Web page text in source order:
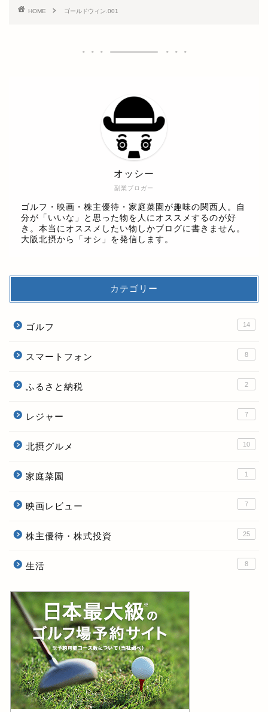
HOME ‎ゴールドウィン.‎001
副業ブロガー
オッシー
ゴルフ・映画・株主優待・家庭菜園が趣味の関西人。自
分が「いいな」と思った物を人にオススメするのが好
き。本当にオススメしたい物しかブログに書きません。
大阪北摂から「オシ」を発信します。
カテゴリー
ゴルフ 14
スマートフォン 8
ふるさと納税 2
レジャー 7
北摂グルメ 10
家庭菜園 1
映画レビュー 7
株主優待・株式投資 25
生活 8